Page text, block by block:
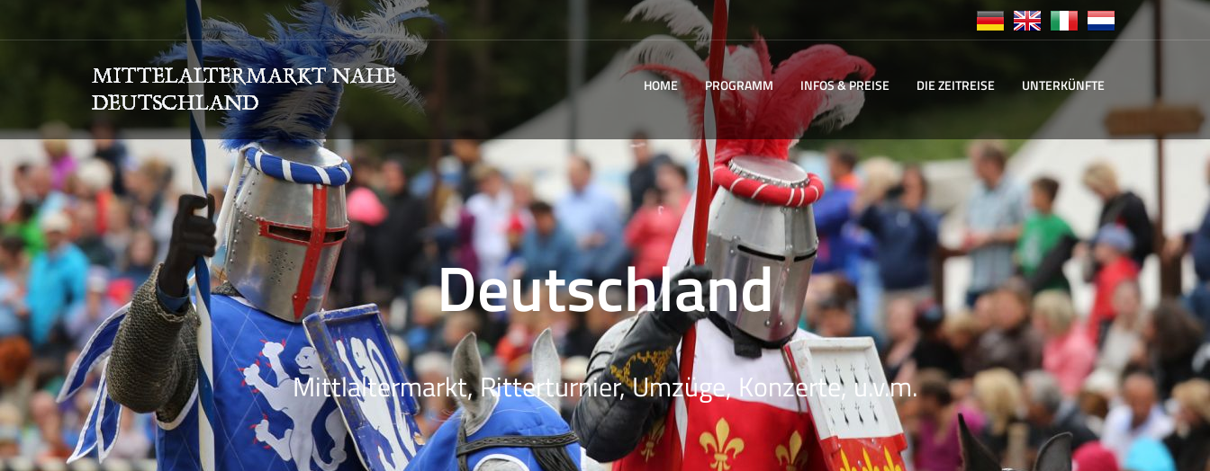
HOME PROGRAMM INFOS & PREISE DIE ZEITREISE UNTERKÜNFTE
Deutschland
Mittlaltermarkt, Ritterturnier, Umzüge, Konzerte, u.v.m.